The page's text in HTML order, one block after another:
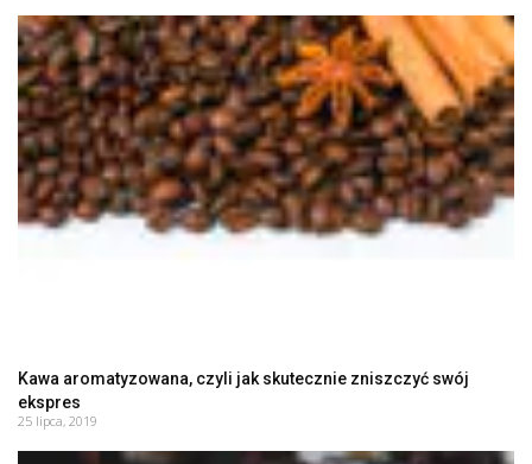
Kawa aromatyzowana, czyli jak skutecznie zniszczyć swój
ekspres
25 lipca, 2019